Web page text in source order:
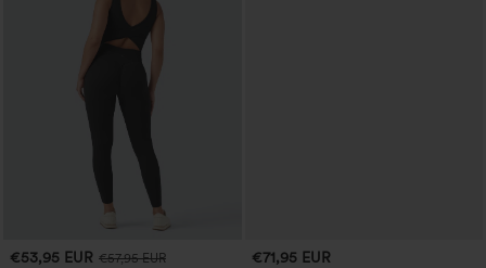
€53,95 EUR €57,95 EUR
€71,95 EUR